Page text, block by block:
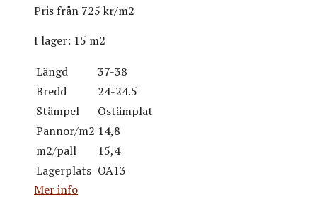
Pris från 725 kr/m2
I lager: 15 m2
Längd
37-38
Bredd
24-24.5
Stämpel
Ostämplat
Pannor/m2 14,8
m2/pall
15,4
Lagerplats OA13
Mer info